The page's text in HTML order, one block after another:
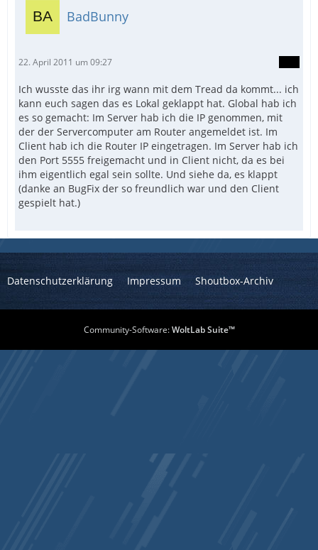
BadBunny
22. April 2011 um 09:27
Ich wusste das ihr irg wann mit dem Tread da kommt... ich
kann euch sagen das es Lokal geklappt hat. Global hab ich
es so gemacht: Im Server hab ich die IP genommen, mit
der der Servercomputer am Router angemeldet ist. Im
Client hab ich die Router IP eingetragen. Im Server hab ich
den Port 5555 freigemacht und in Client nicht, da es bei
ihm eigentlich egal sein sollte. Und siehe da, es klappt
(danke an BugFix der so freundlich war und den Client
gespielt hat.)
Datenschutzerklärung Impressum Shoutbox-Archiv
Community-Software:WoltLab Suite™